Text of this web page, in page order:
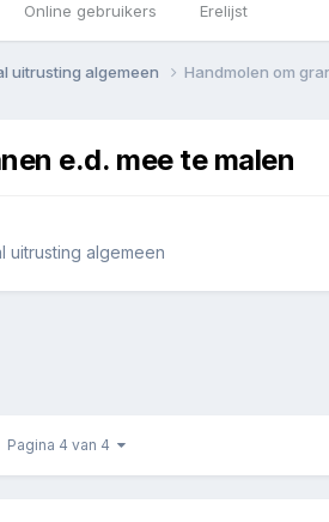
Online gebruikers Erelijst
uitrusting algemeen Handmolen om
e.d. mee te malen
uitrusting algemeen
Pagina 4 van 4